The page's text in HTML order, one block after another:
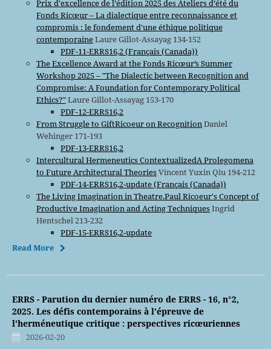
Prix d'excellence de l’édition 2025 des Ateliers d’été du
Fonds Ricœur – La dialectique entre reconnaissance et
compromis : le fondement d'une éthique politique
contemporaineLaure Gillot-Assayag 134-152
PDF-11-ERRS16,2 (Français (Canada))
The Excellence Award at the Fonds Ricœur’s Summer
Workshop 2025 – "The Dialectic between Recognition and
Compromise: A Foundation for Contemporary Political
Ethics?"Laure Gillot-Assayag 153-170
PDF-12-ERRS16,2
From Struggle to GiftRicoeur on RecognitionDaniel
Wehinger 171-193
PDF-13-ERRS16,2
Intercultural Hermeneutics ContextualizedA Prolegomena
to Future Architectural TheoriesVincent Yuxin Qiu 194-212
PDF-14-ERRS16,2-update (Français (Canada))
The Living Imagination in Theatre.Paul Ricoeur's Concept of
Productive Imagination and Acting TechniquesIngrid
Hentschel 213-232
PDF-15-ERRS16,2-update
Read More
ERRS - Parution du dernier numéro de ERRS - 16, n°2,
2025. Les défis contemporains à l'épreuve de
l'herméneutique critique : perspectives ricœuriennes
2026-02-20